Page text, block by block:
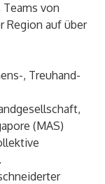
von
Region auf über
, Treuhand-
(MAS)